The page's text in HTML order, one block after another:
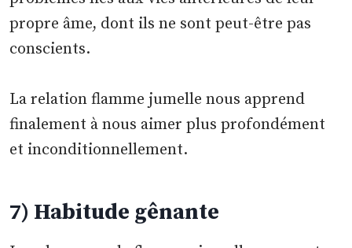
propre âme, dont ils ne sont peut-être pas
conscients.
La relation flamme jumelle nous apprend
finalement à nous aimer plus profondément
et inconditionnellement.
7) Habitude gênante